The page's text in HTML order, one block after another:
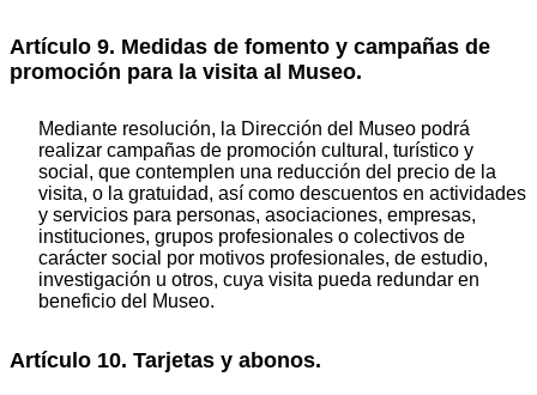
Artículo 9. Medidas de fomento y campañas de
promoción para la visita al Museo.
Mediante resolución, la Dirección del Museo podrá
realizar campañas de promoción cultural, turístico y
social, que contemplen una reducción del precio de la
visita, o la gratuidad, así como descuentos en actividades
y servicios para personas, asociaciones, empresas,
instituciones, grupos profesionales o colectivos de
carácter social por motivos profesionales, de estudio,
investigación u otros, cuya visita pueda redundar en
beneficio del Museo.
Artículo 10. Tarjetas y abonos.